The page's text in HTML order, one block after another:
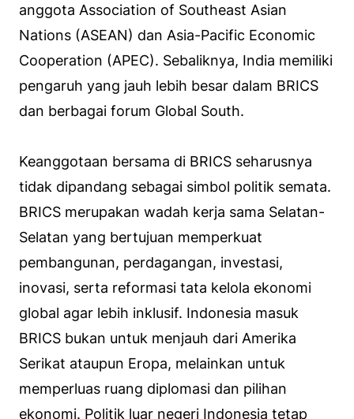
anggota Association of Southeast Asian
Nations (ASEAN) dan Asia-Pacific Economic
Cooperation (APEC). Sebaliknya, India memiliki
pengaruh yang jauh lebih besar dalam BRICS
dan berbagai forum Global South.
Keanggotaan bersama di BRICS seharusnya
tidak dipandang sebagai simbol politik semata.
BRICS merupakan wadah kerja sama Selatan-
Selatan yang bertujuan memperkuat
pembangunan, perdagangan, investasi,
inovasi, serta reformasi tata kelola ekonomi
global agar lebih inklusif. Indonesia masuk
BRICS bukan untuk menjauh dari Amerika
Serikat ataupun Eropa, melainkan untuk
memperluas ruang diplomasi dan pilihan
ekonomi. Politik luar negeri Indonesia tetap